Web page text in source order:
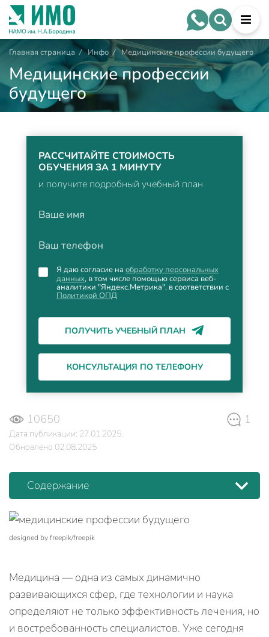
Главная страница / Инфо / Медицинские профессии будущего
Медицинские профессии
будущего
10650 1
Дата публикации: 27.01.2025.
Обновлено 02.08.2025
Содержание
designed by freepik/freepik
Медицина — одна из самых динамично
развивающихся сфер, где технологии и наука
определяют не только эффективность лечения, но
и востребованность специалистов. Уже сегодня
РАССЧИТАЙТЕ СТОИМОСТЬ
ОБУЧЕНИЯ ЗА 1 МИНУТУ
и получите подробный учебный план
Ваше имя
Ваш телефон
Я даю согласие на обработку персональных
данных, в том числе помощью сервиса веб-
аналитики "Яндекс.Метрика", в соответствии с
Политикой ОПД
ПОЛУЧИТЬ УЧЕБНЫЙ ПЛАН
КОНСУЛЬТАЦИЯ ПО ТЕЛЕФОНУ